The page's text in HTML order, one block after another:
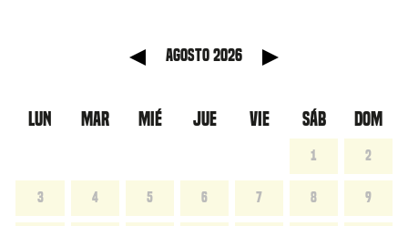
agosto 2026
LUN MAR MIÉ JUE VIE SÁB DOM
1 2
3 4 5 6 7 8 9